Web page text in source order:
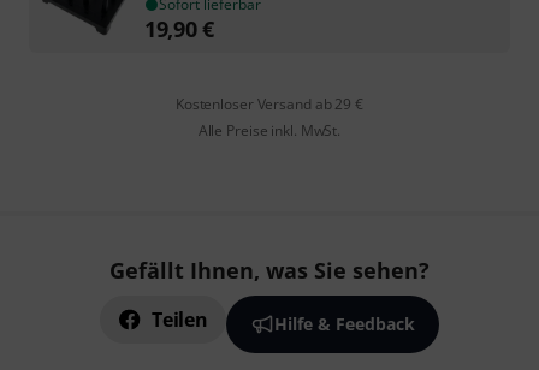
19,90€
Kostenloser Versand ab 29 €
Alle Preise inkl. MwSt.
Gefällt Ihnen, was Sie sehen?
Teilen Hilfe & Feedback